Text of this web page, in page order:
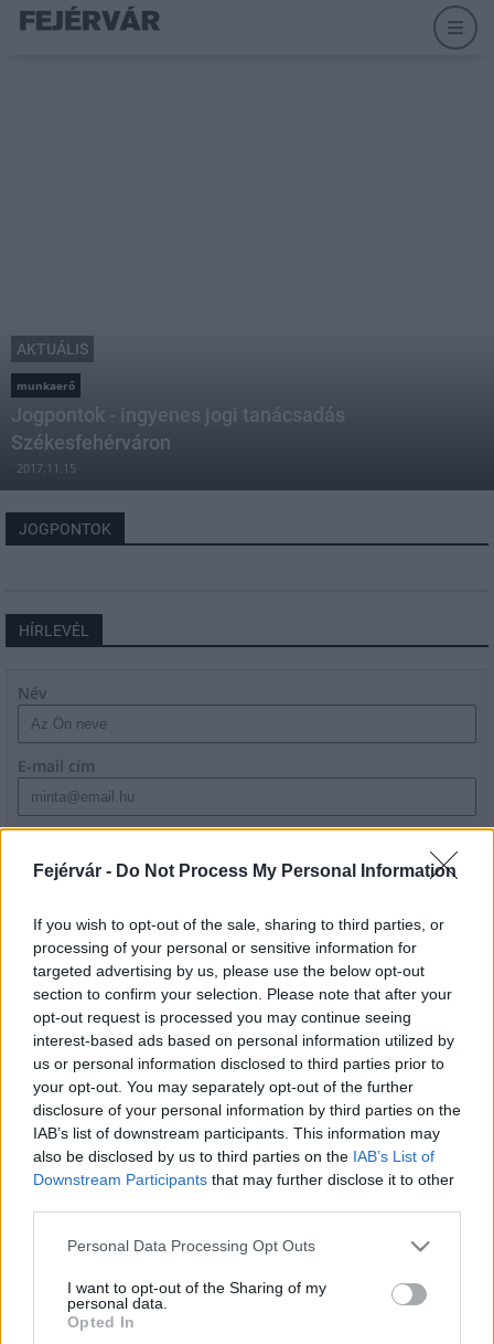
Fejérvár - Do Not Process My Personal Information
If you wish to opt-out of the sale, sharing to third parties, or
processing of your personal or sensitive information for
targeted advertising by us, please use the below opt-out
section to confirm your selection. Please note that after your
opt-out request is processed you may continue seeing
interest-based ads based on personal information utilized by
us or personal information disclosed to third parties prior to
your opt-out. You may separately opt-out of the further
disclosure of your personal information by third parties on the
IAB’s list of downstream participants. This information may
also be disclosed by us to third parties on the IAB’s List of
Downstream Participants that may further disclose it to other
Please note that this website/app uses one or more Google
not limited to your visit or usage behaviour. You may click to
grant or deny consent to Google and its third-party tags to
use your data for below specified purposes in below Google
Personal Data Processing Opt Outs
I want to opt-out of the Sharing of my
personal data.
Opted In
AKTUÁLIS
munkaerő
Jogpontok - ingyenes jogi tanácsadás
Székesfehérváron
2017.11.15
JOGPONTOK
HÍRLEVÉL
Név
E-mail cím
szabályzatot!
LEGFRISSEBB
Országos hírek
Megérkezett az eső a Duna vízgyűjtőjére
Aktuális
Paks II.: Mit jelent az 5. blokk új
árnyékában?